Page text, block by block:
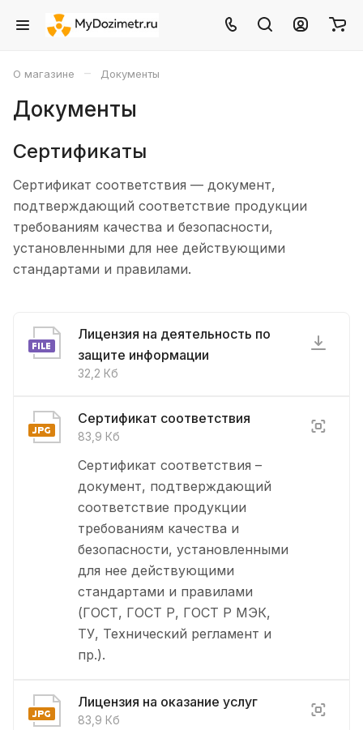
О магазине – Документы
Документы
Сертификаты
Сертификат соответствия — документ,
подтверждающий соответствие продукции
требованиям качества и безопасности,
установленными для нее действующими
стандартами и правилами.
Лицензия на деятельность по
защите информации
32,2 Кб
Сертификат соответствия
83,9 Кб
Сертификат соответствия –
документ, подтверждающий
соответствие продукции
требованиям качества и
безопасности, установленными
для нее действующими
стандартами и правилами
(ГОСТ, ГОСТ Р, ГОСТ Р МЭК,
ТУ, Технический регламент и
пр.).
Лицензия на оказание услуг
83,9 Кб